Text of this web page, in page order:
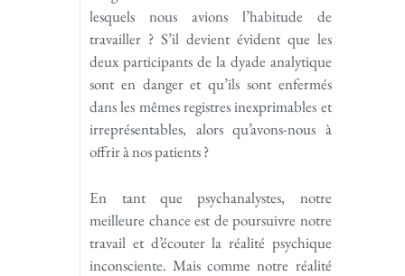
lesquels nous avions l’habitude de
travailler ? S’il devient évident que les
deux participants de la dyade analytique
sont en danger et qu’ils sont enfermés
dans les mêmes registres inexprimables et
irreprésentables, alors qu’avons-nous à
offrir à nos patients ?
En tant que psychanalystes, notre
meilleure chance est de poursuivre notre
travail et d’écouter la réalité psychique
inconsciente. Mais comme notre réalité